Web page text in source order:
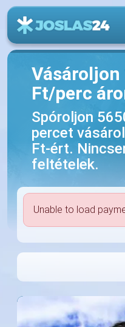
Ft/perc
Spóroljon
percet
Ft-ért.
feltételek.
Unable to load